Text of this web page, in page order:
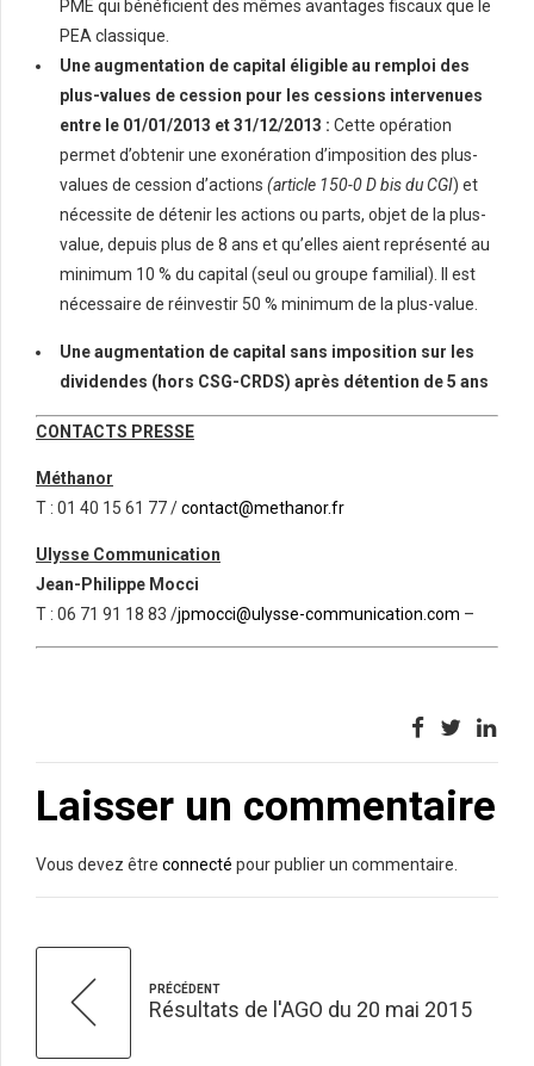
PME qui bénéficient des mêmes avantages fiscaux que le
PEA classique.
Une augmentation de capital éligible au remploi des
plus-values de cession pour les cessions intervenues
entre le 01/01/2013 et 31/12/2013 : Cette opération
permet d’obtenir une exonération d’imposition des plus-
values de cession d’actions (article 150-0 D bis du CGI) et
nécessite de détenir les actions ou parts, objet de la plus-
value, depuis plus de 8 ans et qu’elles aient représenté au
minimum 10 % du capital (seul ou groupe familial). Il est
nécessaire de réinvestir 50 % minimum de la plus-value.
Une augmentation de capital sans imposition sur les
dividendes (hors CSG-CRDS) après détention de 5 ans
CONTACTS PRESSE
Méthanor
T : 01 40 15 61 77 /contact@methanor.fr
Ulysse Communication
Jean-Philippe Mocci
T : 06 71 91 18 83 /jpmocci@ulysse-communication.com –
Laisser un commentaire
Vous devez être connecté pour publier un commentaire.
PRÉCÉDENT
Résultats de l'AGO du 20 mai 2015